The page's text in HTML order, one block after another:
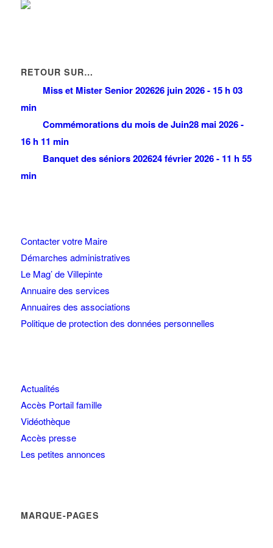
RETOUR SUR…
Miss et Mister Senior 202626 juin 2026 - 15 h 03
min
Commémorations du mois de Juin28 mai 2026 -
16 h 11 min
Banquet des séniors 202624 février 2026 - 11 h 55
min
Contacter votre Maire
Démarches administratives
Le Mag’ de Villepinte
Annuaire des services
Annuaires des associations
Politique de protection des données personnelles
Actualités
Accès Portail famille
Vidéothèque
Accès presse
Les petites annonces
MARQUE-PAGES